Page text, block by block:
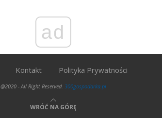
ad
Kontakt Polityka Prywatności
@2020 - All Right Reserved. 300gospodarka.pl
WRÓĆ NA GÓRĘ